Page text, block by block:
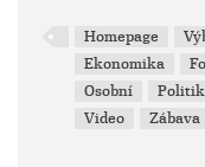
Homepage
Ekonomika
Osobní
Video
Zábava